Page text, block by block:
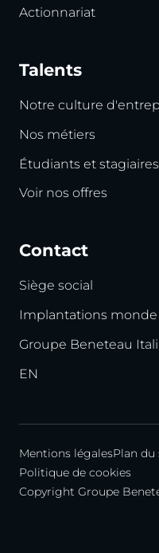
Actionnariat
Talents
Notre culture
Nos métiers
Étudiants et stagiaires
Voir nos offres
Contact
Siège social
Implantations monde
Groupe Beneteau
EN
Mentions légalesPlan du
Politique de cookies
Copyright Groupe